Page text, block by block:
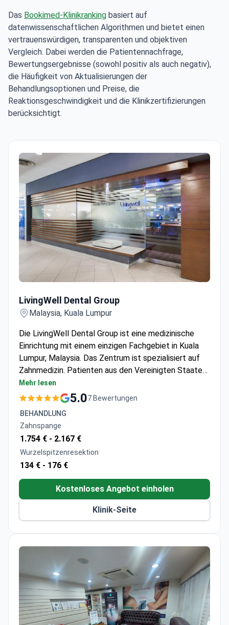
Das Bookimed-Klinikranking basiert auf
datenwissenschaftlichen Algorithmen und bietet einen
vertrauenswürdigen, transparenten und objektiven
Vergleich. Dabei werden die Patientennachfrage,
Bewertungsergebnisse (sowohl positiv als auch negativ),
die Häufigkeit von Aktualisierungen der
Behandlungsoptionen und Preise, die
Reaktionsgeschwindigkeit und die Klinikzertifizierungen
berücksichtigt.
LivingWell Dental Group
Malaysia, Kuala Lumpur
Die LivingWell Dental Group ist eine medizinische
Einrichtung mit einem einzigen Fachgebiet in Kuala
Lumpur, Malaysia. Das Zentrum ist spezialisiert auf
Zahnmedizin. Patienten aus den Vereinigten Staaten,
Kanada, Großbritannien und anderen Ländern wählen
die LivingWell Dental Group für die
Mehr lesen
5.07 Bewertungen
BEHANDLUNG
Zahnspange
1.754 € - 2.167 €
Wurzelspitzenresektion
134 € - 176 €
Kostenloses Angebot einholen
Klinik-Seite